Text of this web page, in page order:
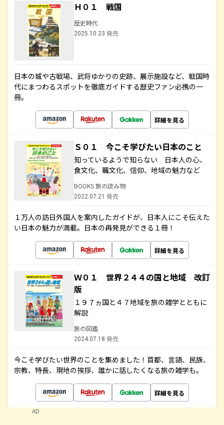
Ｈ０１ 戦国
歴史時代
2025.10.23 発売
日本の城や古戦場、武将ゆかりの史跡、展示施設など、戦国時
代にまつわるスポットを徹底ガイドする歴史ファン必携の一
冊。
詳細を見る
Ｓ０１ 今こそ学びたい日本のこと
知っているようで知らない 日本人の心、
食文化、職文化、信仰、地域の魅力など
BOOKS 旅の読み物
2022.07.21 発売
１万人の訪日外国人を案内したガイドが、日本人にこそ伝えた
い日本の魅力が満載。日本の再発見ができる１冊！
詳細を見る
Ｗ０１ 世界２４４の国と地域 改訂
版
１９７ヵ国と４７地域を旅の雑学とともに
解説
旅の図鑑
2024.07.18 発売
今こそ学びたい世界のことを集めました！首都、言語、民族、
宗教、特長、現地の挨拶、誰かに話したくなる旅の雑学も。
詳細を見る
AD